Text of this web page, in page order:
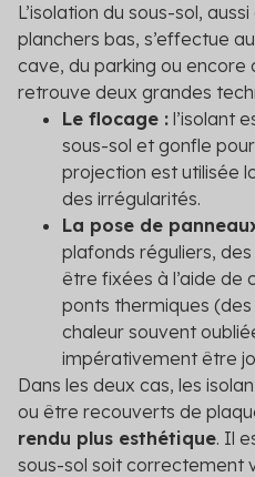
L’isolation du sous-sol,
planchers bas, s’effectue
cave, du parking ou encore
retrouve deux grandes
Le flocage : l’isolant
sous-sol et gonfle
projection est utilisée
des irrégularités.
La pose de
plafonds réguliers,
être fixées à l’aide de
ponts thermiques
chaleur souvent
impérativement être
Dans les deux cas, les
ou être recouverts de
rendu plus esthétique. Il
sous-sol soit correctement